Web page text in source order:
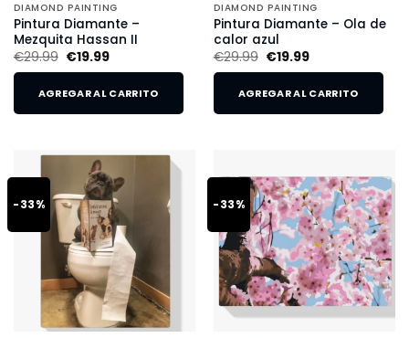
DIAMOND PAINTING
Pintura Diamante –
Mezquita Hassan II
€29.99 €19.99
AGREGAR AL CARRITO
DIAMOND PAINTING
Pintura Diamante – Ola de
calor azul
€29.99 €19.99
AGREGAR AL CARRITO
-33% -33%